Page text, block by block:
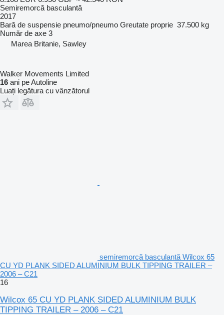
Semiremorcă basculantă
2017
Bară de suspensie pneumo/pneumo Greutate proprie 37.500 kg
Număr de axe 3
Marea Britanie, Sawley
Walker Movements Limited
16 ani pe Autoline
Luați legătura cu vânzătorul
semiremorcă basculantă Wilcox 65
CU YD PLANK SIDED ALUMINIUM BULK TIPPING TRAILER –
2006 – C21
16
Wilcox 65 CU YD PLANK SIDED ALUMINIUM BULK
TIPPING TRAILER – 2006 – C21